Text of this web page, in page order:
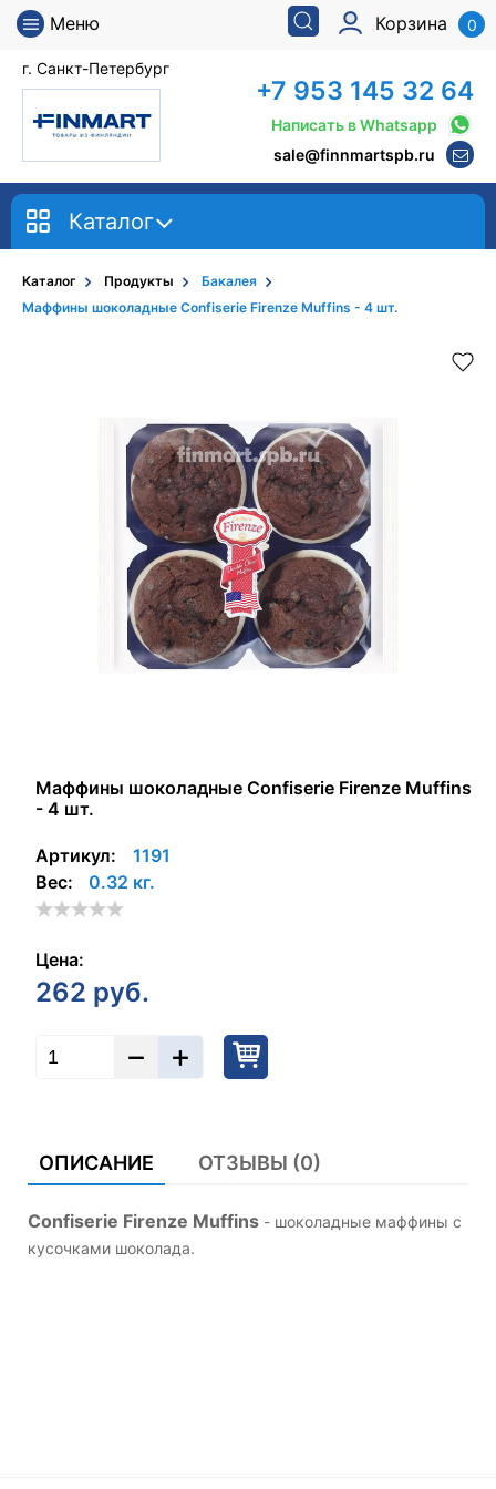
Меню
г. Санкт-Петербург
Корзина 0
+7 953 145 32 64
Написать в Whatsapp
sale@finnmartspb.ru
Каталог
Каталог Продукты
Бакалея
Маффины шоколадные Confiserie Firenze Muffins - 4 шт.
Маффины шоколадные Confiserie Firenze Muffins
- 4 шт.
Артикул:
1191
Вес:
0.32 кг.
Цена:
262 руб.
ОПИСАНИЕ ОТЗЫВЫ (0)
Confiserie Firenze Muffins - шоколадные маффины с
кусочками шоколада.